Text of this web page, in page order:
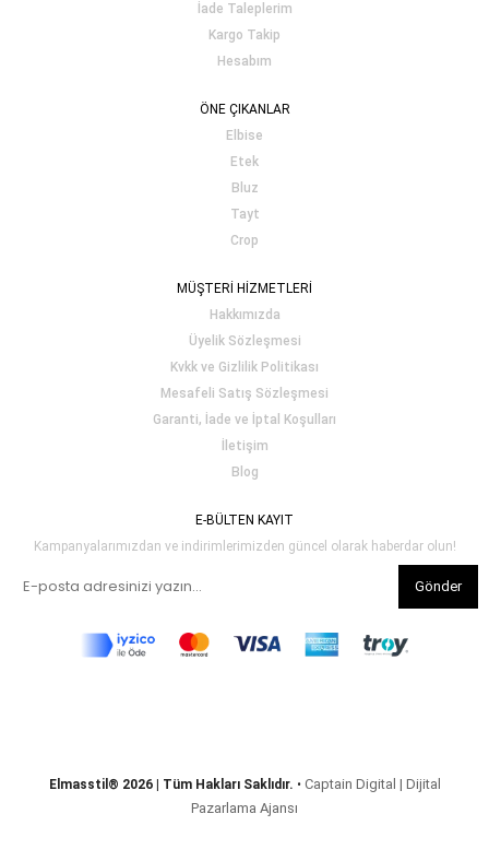
İade Taleplerim
Kargo Takip
Hesabım
ÖNE ÇIKANLAR
Elbise
Etek
Bluz
Tayt
Crop
MÜŞTERİ HİZMETLERİ
Hakkımızda
Üyelik Sözleşmesi
Kvkk ve Gizlilik Politikası
Mesafeli Satış Sözleşmesi
Garanti, İade ve İptal Koşulları
İletişim
Blog
E-BÜLTEN KAYIT
Kampanyalarımızdan ve indirimlerimizden güncel olarak haberdar olun!
Gönder
Elmasstil® 2026 | Tüm Hakları Saklıdır. • Captain Digital | Dijital
Pazarlama Ajansı